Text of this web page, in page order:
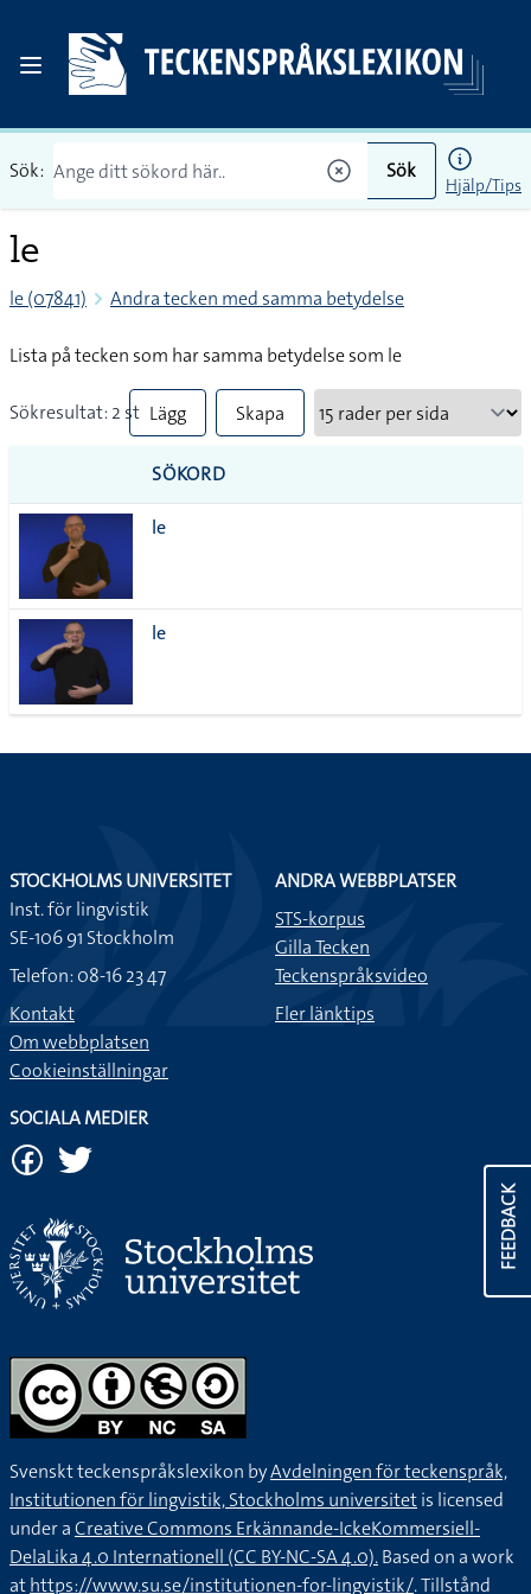
Sök: Sök
Hjälp/Tips
le
le (07841) Andra tecken med samma betydelse
Lista på tecken som har samma betydelse som le
Sökresultat: 2 st Lägg
till
alla i
Skapa
SÖKORD
le
le
FEEDBACK
STOCKHOLMS UNIVERSITET
Inst. för lingvistik
SE-106 91 Stockholm
Telefon: 08-16 23 47
Kontakt
Om webbplatsen
Cookieinställningar
ANDRA WEBBPLATSER
STS-korpus
Gilla Tecken
Teckenspråksvideo
Fler länktips
SOCIALA MEDIER
Svenskt teckenspråkslexikon byAvdelningen för teckenspråk,
Institutionen för lingvistik, Stockholms universitetis licensed
under aCreative Commons Erkännande-IckeKommersiell-
DelaLika 4.0 Internationell (CC BY-NC-SA 4.0).Based on a work
athttps://www.su.se/institutionen-for-lingvistik/. Tillstånd